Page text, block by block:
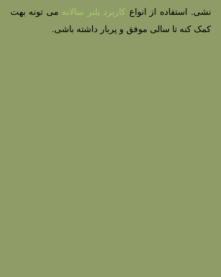
نشی. استفاده از انواع کاربرد پلنر سالانه می‌ تونه بهت
کمک کنه تا سالی موفق و پربار داشته باشی.